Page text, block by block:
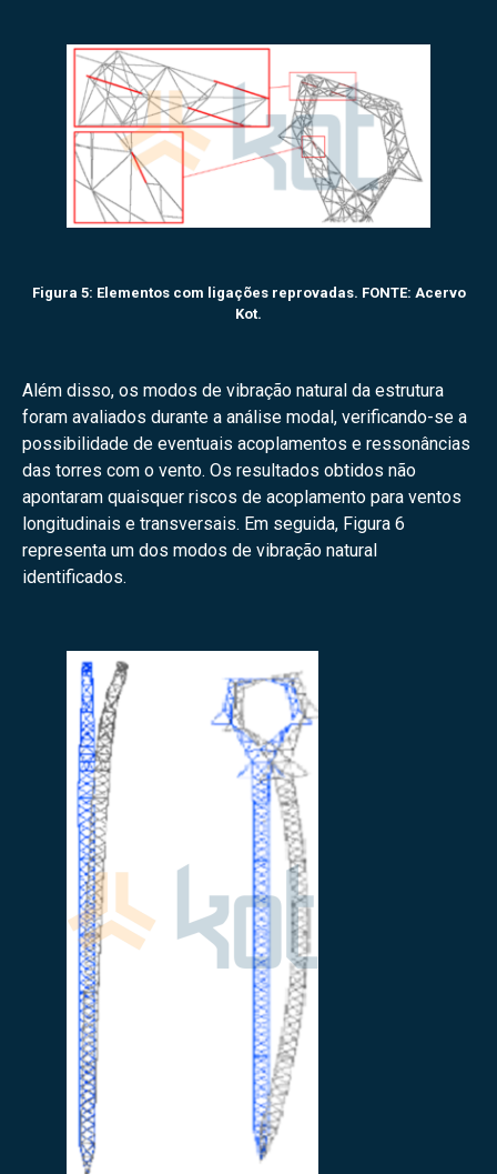
Figura 5: Elementos com ligações reprovadas. FONTE: Acervo
Kot.
Além disso, os modos de vibração natural da estrutura
foram avaliados durante a análise modal, verificando-se a
possibilidade de eventuais acoplamentos e ressonâncias
das torres com o vento. Os resultados obtidos não
apontaram quaisquer riscos de acoplamento para ventos
longitudinais e transversais. Em seguida, Figura 6
representa um dos modos de vibração natural
identificados.